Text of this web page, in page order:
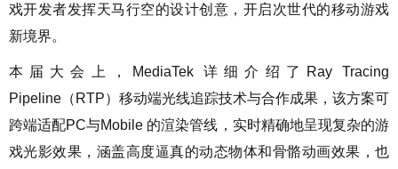
戏开发者发挥天马行空的设计创意，开启次世代的移动游戏
新境界。
本届大会上，MediaTek 详细介绍了Ray Tracing
Pipeline（RTP）移动端光线追踪技术与合作成果，该方案可
跨端适配PC与Mobile 的渲染管线，实时精确地呈现复杂的游
戏光影效果，涵盖高度逼真的动态物体和骨骼动画效果，也